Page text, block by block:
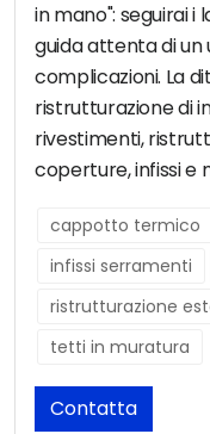
in mano": seguirai
guida attenta di un
complicazioni. La
ristrutturazione di
rivestimenti,
coperture, infissi e
cappotto termico
infissi serramenti
ristrutturazione
tetti in muratura
Contatta